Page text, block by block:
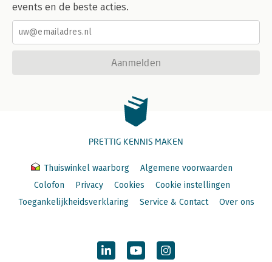
events en de beste acties.
Aanmelden
PRETTIG KENNIS MAKEN
Thuiswinkel waarborg
Algemene voorwaarden
Colofon
Privacy Cookies
Cookie instellingen
Toegankelijkheidsverklaring
Service & Contact Over ons